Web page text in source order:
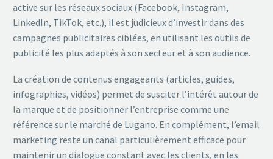
active sur les réseaux sociaux (Facebook, Instagram,
LinkedIn, TikTok, etc.), il est judicieux d’investir dans des
campagnes publicitaires ciblées, en utilisant les outils de
publicité les plus adaptés à son secteur et à son audience.
La création de contenus engageants (articles, guides,
infographies, vidéos) permet de susciter l’intérêt autour de
la marque et de positionner l’entreprise comme une
référence sur le marché de Lugano. En complément, l’email
marketing reste un canal particulièrement efficace pour
maintenir un dialogue constant avec les clients, en les